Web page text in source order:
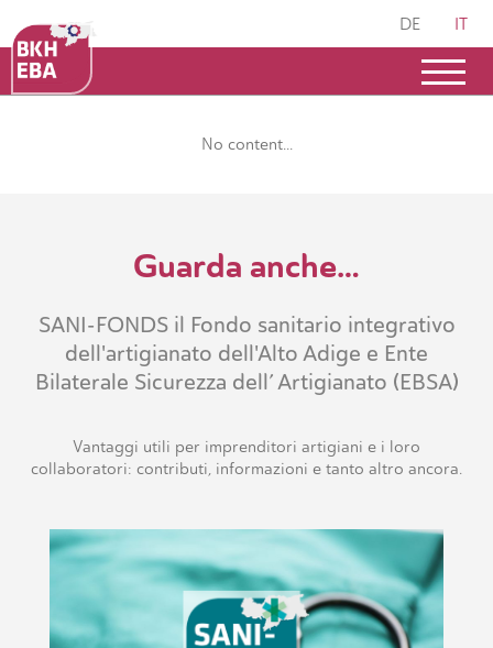
DE IT
No content...
Guarda anche…
SANI-FONDS il Fondo sanitario integrativo
dell'artigianato dell'Alto Adige e Ente
Bilaterale Sicurezza dell’ Artigianato (EBSA)
Vantaggi utili per imprenditori artigiani e i loro
collaboratori: contributi, informazioni e tanto altro ancora.